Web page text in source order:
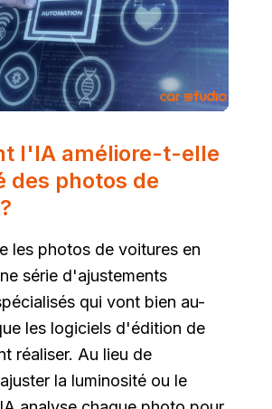
l'IA améliore-t-elle
des photos de
les photos de voitures en
série d'ajustements
qui vont bien au-
les logiciels d'édition de
réaliser. Au lieu de
la luminosité ou le